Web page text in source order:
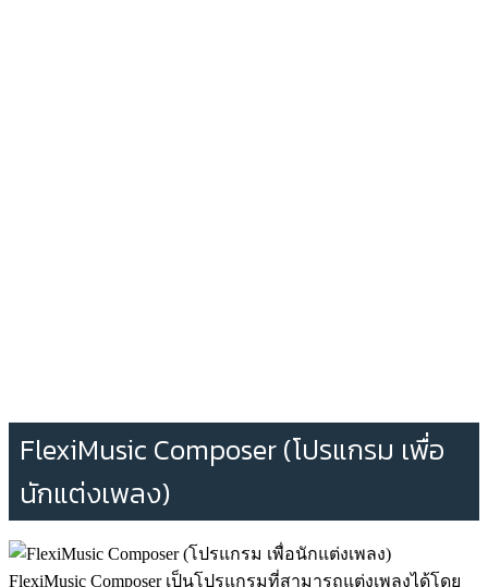
FlexiMusic Composer (โปรแกรม เพื่อ
นักแต่งเพลง)
FlexiMusic Composer เป็นโปรแกรมที่สามารถแต่งเพลงได้โดย